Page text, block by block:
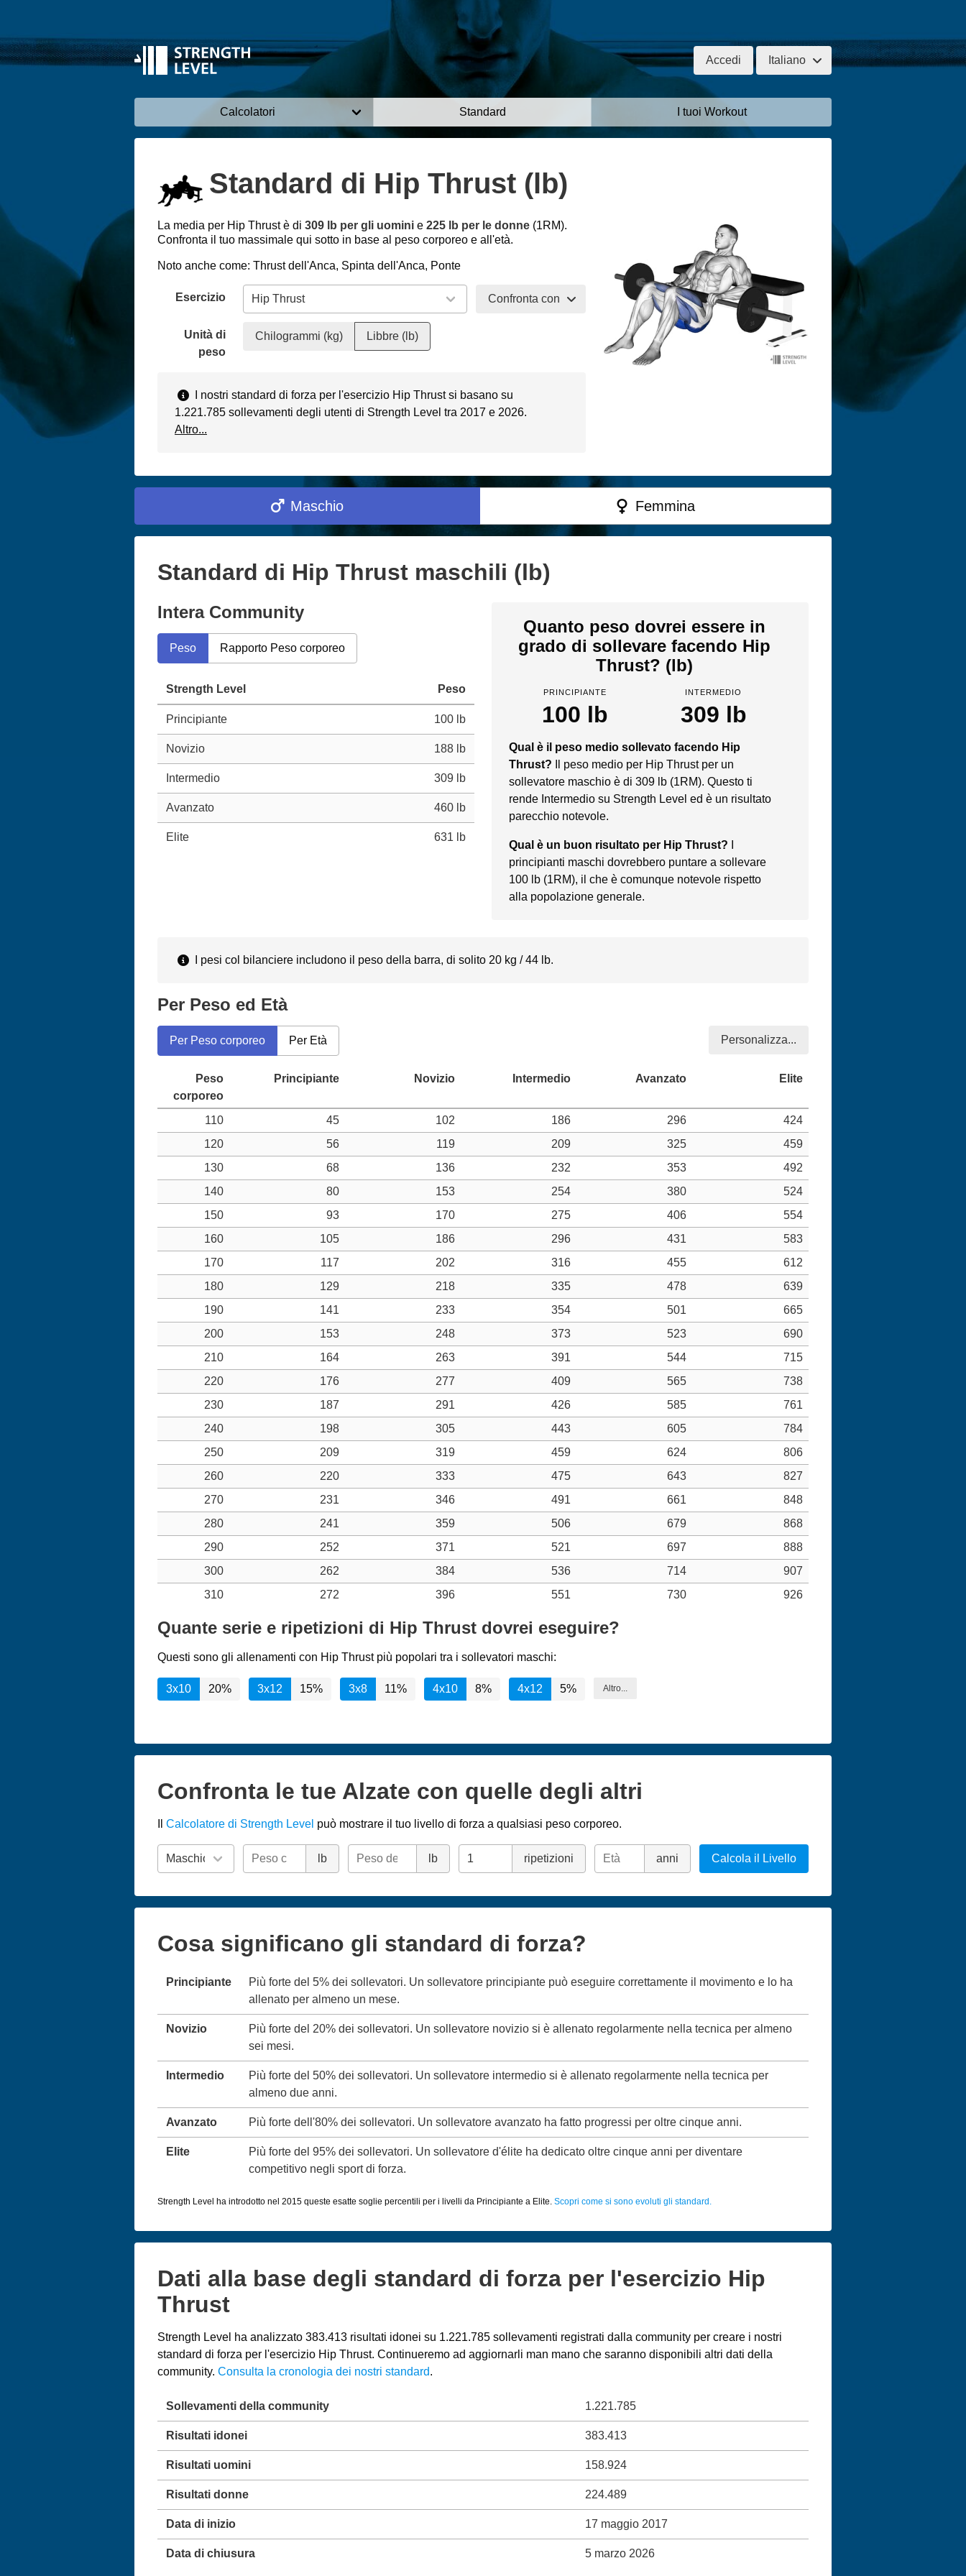
Accedi Italiano
Calcolatori Standard I tuoi Workout
Standard di Hip Thrust (lb)
La media per Hip Thrust è di 309 lb per gli uomini e 225 lb per le donne (1RM).
Confronta il tuo massimale qui sotto in base al peso corporeo e all'età.
Noto anche come: Thrust dell'Anca, Spinta dell'Anca, Ponte
Esercizio Confronta con
Unità di
peso
Chilogrammi (kg) Libbre (lb)
I nostri standard di forza per l'esercizio Hip Thrust si basano su
1.221.785 sollevamenti degli utenti di Strength Level tra 2017 e 2026.
Altro...
Maschio Femmina
Standard di Hip Thrust maschili (lb)
Intera Community
Peso Rapporto Peso corporeo
Strength Level Peso
Principiante 100 lb
Novizio 188 lb
Intermedio 309 lb
Avanzato 460 lb
Elite 631 lb
Quanto peso dovrei essere in
grado di sollevare facendo Hip
Thrust? (lb)
PRINCIPIANTE
100 lb
INTERMEDIO
309 lb
Qual è il peso medio sollevato facendo Hip
Thrust?
Il peso medio per Hip Thrust per un
sollevatore maschio è di 309 lb (1RM). Questo ti
rende Intermedio su Strength Level ed è un risultato
parecchio notevole.
Qual è un buon risultato per Hip Thrust?
principianti maschi dovrebbero puntare a sollevare
100 lb (1RM), il che è comunque notevole rispetto
alla popolazione generale.
I pesi col bilanciere includono il peso della barra, di solito 20 kg / 44 lb.
Per Peso ed Età
Per Peso corporeo Per Età Personalizza...
110 45 102 186 296
424
120
56 119 209 325
459
130
68 136 232 353
492
140
80 153 254 380
524
150
93 170 275 406
554
160
105 186 296 431
583
170
117 202 316 455
612
180
129 218 335 478
639
190
141 233 354 501
665
200
153 248 373 523
690
210
164 263 391 544
715
220
176 277 409 565
738
230
187 291 426 585
761
240
198 305 443 605
784
250
209 319 459 624
806
260
220 333 475 643
827
270
231 346 491 661
848
280
241 359 506 679
868
290
252 371 521 697
888
300
262 384 536 714
907
310
272 396 551 730 926
Quante serie e ripetizioni di Hip Thrust dovrei eseguire?
Questi sono gli allenamenti con Hip Thrust più popolari tra i sollevatori maschi:
3x10 20% 3x12 15% 3x8 11% 4x10 8% 4x12 5% Altro...
Confronta le tue Alzate con quelle degli altri
Calcolatore di Strength Level può mostrare il tuo livello di forza a qualsiasi peso corporeo.
lb lb ripetizioni anni Calcola il Livello
Cosa significano gli standard di forza?
Principiante
Più forte del 5% dei sollevatori. Un sollevatore principiante può eseguire correttamente il movimento e lo ha
allenato per almeno un mese.
Novizio
Più forte del 20% dei sollevatori. Un sollevatore novizio si è allenato regolarmente nella tecnica per almeno
sei mesi.
Intermedio
Più forte del 50% dei sollevatori. Un sollevatore intermedio si è allenato regolarmente nella tecnica per
almeno due anni.
Avanzato Più forte dell'80% dei sollevatori. Un sollevatore avanzato ha fatto progressi per oltre cinque anni.
Elite
Più forte del 95% dei sollevatori. Un sollevatore d'élite ha dedicato oltre cinque anni per diventare
competitivo negli sport di forza.
Strength Level ha introdotto nel 2015 queste esatte soglie percentili per i livelli da Principiante a Elite. Scopri come si sono evoluti gli standard.
Dati alla base degli standard di forza per l'esercizio Hip
Thrust
Strength Level ha analizzato 383.413 risultati idonei su 1.221.785 sollevamenti registrati dalla community per creare i nostri
standard di forza per l'esercizio Hip Thrust. Continueremo ad aggiornarli man mano che saranno disponibili altri dati della
community. Consulta la cronologia dei nostri standard.
Sollevamenti della community 1.221.785
Risultati idonei 383.413
Risultati uomini 158.924
Risultati donne 224.489
Data di inizio 17 maggio 2017
Data di chiusura 5 marzo 2026